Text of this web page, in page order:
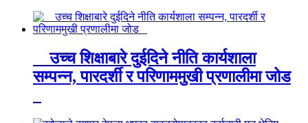
उच्च शिक्षाबारे दुईदिने नीति कार्यशाला
सम्पन्न, पारदर्शी र परिणाममुखी प्रणालीमा जोड